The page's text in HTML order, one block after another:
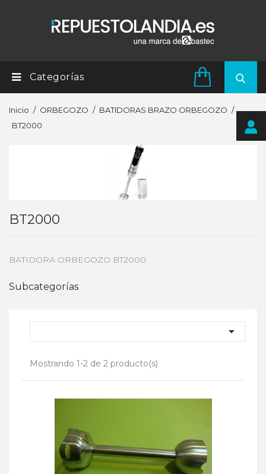
Categorías
Inicio ORBEGOZO
BATIDORAS BRAZO ORBEGOZO
BT2000
BT2000
BATIDORA ORBEGOZO BT2000
Subcategorías

Mostrando 1-2 de 2 producto(s)